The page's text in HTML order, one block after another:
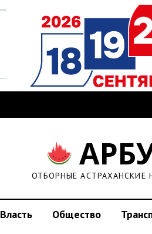
ОТБОРНЫЕ АСТРАХАНСКИЕ
Власть Общество